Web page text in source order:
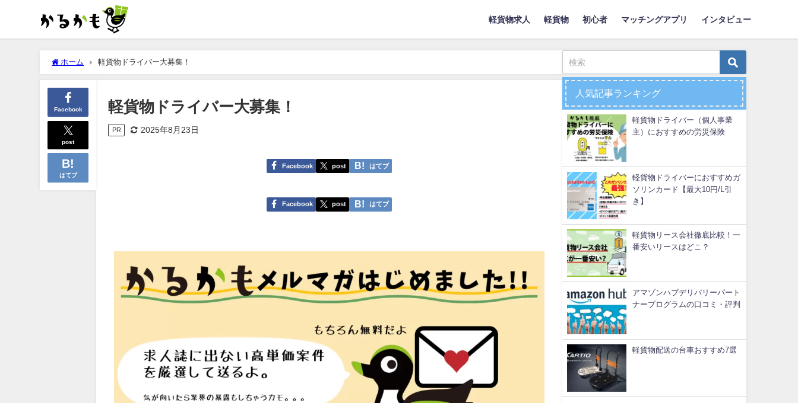
軽貨物求人 軽貨物 初心者 マッチングアプリ インタビュー
ホーム 軽貨物ドライバー大募集！
Facebook
post
はてブ
軽貨物ドライバー大募集！
PR 2025年8月23日
Facebook post はてブ
Facebook post はてブ
人気記事ランキング
軽貨物ドライバー（個人事業
主）におすすめの労災保険
軽貨物ドライバーにおすすめガ
ソリンカード【最大10円/L引
き】
軽貨物リース会社徹底比較！一
番安いリースはどこ？
アマゾンハブデリバリーパート
ナープログラムの口コミ・評判
軽貨物配送の台車おすすめ7選